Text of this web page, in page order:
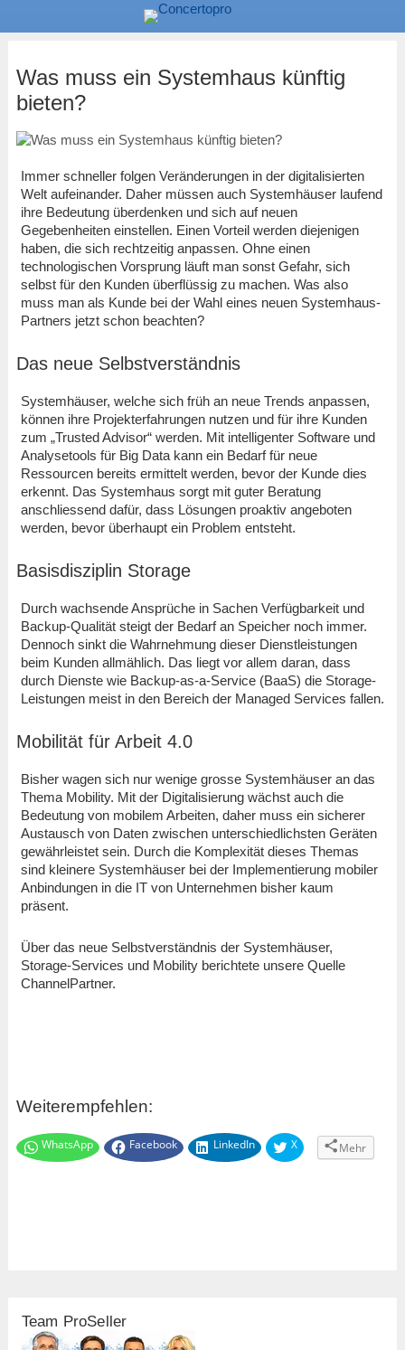
Was muss ein Systemhaus künftig
bieten?
Immer schneller folgen Veränderungen in der digitalisierten
Welt aufeinander. Daher müssen auch Systemhäuser laufend
ihre Bedeutung überdenken und sich auf neuen
Gegebenheiten einstellen. Einen Vorteil werden diejenigen
haben, die sich rechtzeitig anpassen. Ohne einen
technologischen Vorsprung läuft man sonst Gefahr, sich
selbst für den Kunden überflüssig zu machen. Was also
muss man als Kunde bei der Wahl eines neuen Systemhaus-
Partners jetzt schon beachten?
Das neue Selbstverständnis
Systemhäuser, welche sich früh an neue Trends anpassen,
können ihre Projekterfahrungen nutzen und für ihre Kunden
zum „Trusted Advisor“ werden. Mit intelligenter Software und
Analysetools für Big Data kann ein Bedarf für neue
Ressourcen bereits ermittelt werden, bevor der Kunde dies
erkennt. Das Systemhaus sorgt mit guter Beratung
anschliessend dafür, dass Lösungen proaktiv angeboten
werden, bevor überhaupt ein Problem entsteht.
Basisdisziplin Storage
Durch wachsende Ansprüche in Sachen Verfügbarkeit und
Backup-Qualität steigt der Bedarf an Speicher noch immer.
Dennoch sinkt die Wahrnehmung dieser Dienstleistungen
beim Kunden allmählich. Das liegt vor allem daran, dass
durch Dienste wie Backup-as-a-Service (BaaS) die Storage-
Leistungen meist in den Bereich der Managed Services fallen.
Mobilität für Arbeit 4.0
Bisher wagen sich nur wenige grosse Systemhäuser an das
Thema Mobility. Mit der Digitalisierung wächst auch die
Bedeutung von mobilem Arbeiten, daher muss ein sicherer
Austausch von Daten zwischen unterschiedlichsten Geräten
gewährleistet sein. Durch die Komplexität dieses Themas
sind kleinere Systemhäuser bei der Implementierung mobiler
Anbindungen in die IT von Unternehmen bisher kaum
präsent.
Über das neue Selbstverständnis der Systemhäuser,
Storage-Services und Mobility berichtete unsere Quelle
ChannelPartner.
Weiterempfehlen:
WhatsApp Facebook LinkedIn X Mehr
Team ProSeller